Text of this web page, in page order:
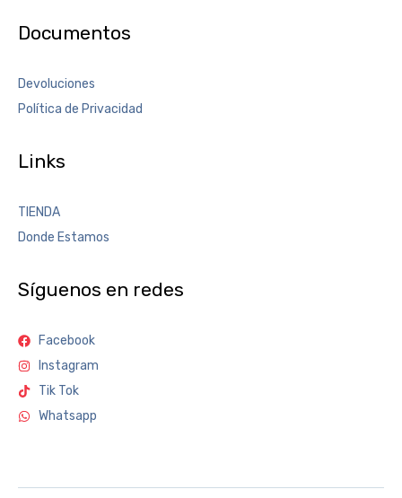
Documentos
Devoluciones
Política de Privacidad
Links
TIENDA
Donde Estamos
Síguenos en redes
Facebook
Instagram
Tik Tok
Whatsapp